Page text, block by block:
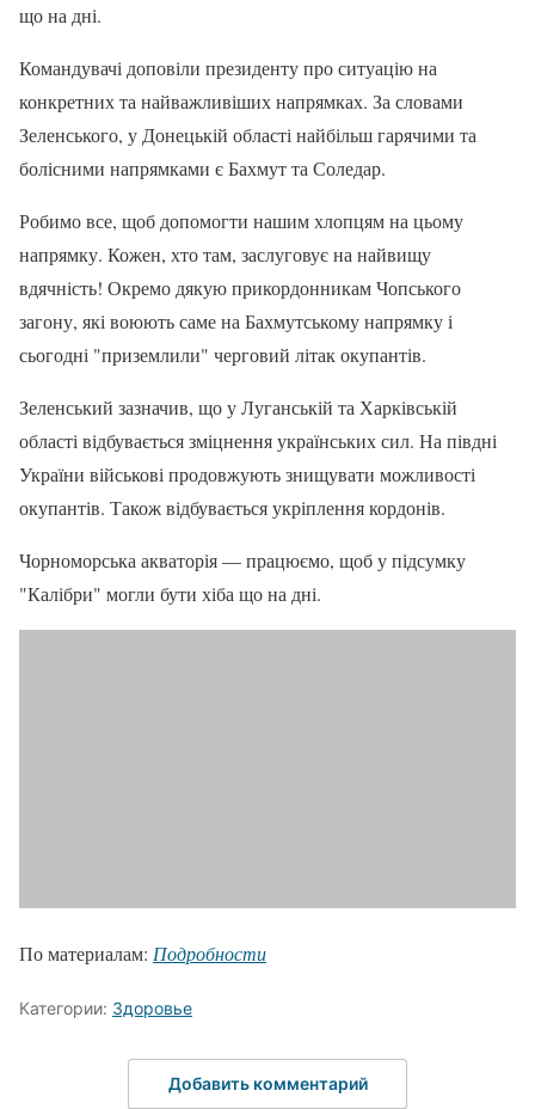
що на дні.
Командувачі доповіли президенту про ситуацію на
конкретних та найважливіших напрямках. За словами
Зеленського, у Донецькій області найбільш гарячими та
болісними напрямками є Бахмут та Соледар.
Робимо все, щоб допомогти нашим хлопцям на цьому
напрямку. Кожен, хто там, заслуговує на найвищу
вдячність! Окремо дякую прикордонникам Чопського
загону, які воюють саме на Бахмутському напрямку і
сьогодні "приземлили" черговий літак окупантів.
Зеленський зазначив, що у Луганській та Харківській
області відбувається зміцнення українських сил. На півдні
України військові продовжують знищувати можливості
окупантів. Також відбувається укріплення кордонів.
Чорноморська акваторія — працюємо, щоб у підсумку
"Калібри" могли бути хіба що на дні.
По материалам: Подробности
Категории: Здоровье
Добавить комментарий